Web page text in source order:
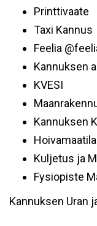
Printtivaate
Taxi Kannus
Feelia
Kannuksen
KVESI
Kannuksen
Kuljetus ja
Fysiopiste
Kannuksen Uran